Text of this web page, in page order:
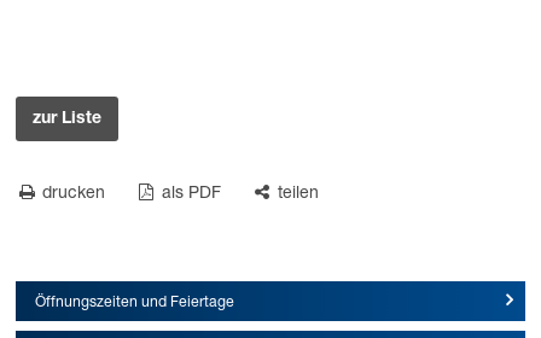
zur Liste
drucken als PDF teilen
Öffnungszeiten und Feiertage